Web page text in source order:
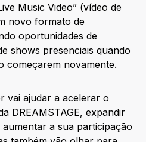
Music Video” (vídeo de
novo formato de
oportunidades de
shows presenciais quando
começarem novamente.
vai ajudar a acelerar o
DREAMSTAGE, expandir
a sua participação